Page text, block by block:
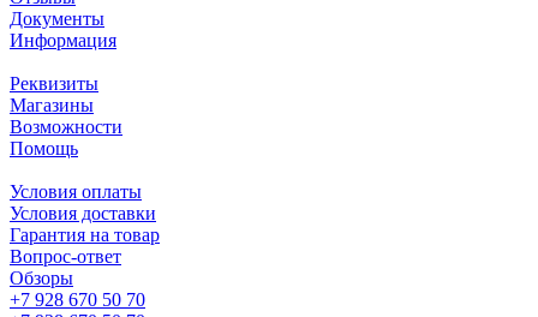
Документы
Информация
Реквизиты
Магазины
Возможности
Помощь
Условия оплаты
Условия доставки
Гарантия на товар
Вопрос-ответ
Обзоры
+7 928 670 50 70